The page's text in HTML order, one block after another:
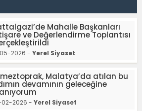
Mahalle Başkanları
ve Değerlendirme Toplantısı
05-2026 - Yerel Siyaset
Malatya’da atılan bu
devamının geleceğine
02-2026 - Yerel Siyaset